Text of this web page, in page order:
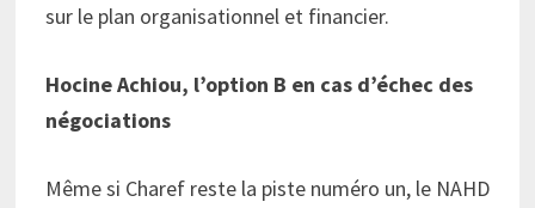
sur le plan organisationnel et financier.
Hocine Achiou, l’option B en cas d’échec des
négociations
Même si Charef reste la piste numéro un, le NAHD